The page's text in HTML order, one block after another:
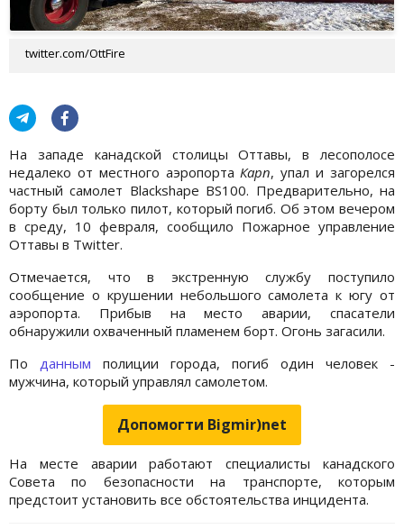
twitter.com/OttFire
На западе канадской столицы Оттавы, в лесополосе
недалеко от местного аэропорта Карп, упал и загорелся
частный самолет Blackshape BS100. Предварительно, на
борту был только пилот, который погиб. Об этом вечером
в среду, 10 февраля, сообщило Пожарное управление
Оттавы в Twitter.
Отмечается, что в экстренную службу поступило
сообщение о крушении небольшого самолета к югу от
аэропорта. Прибыв на место аварии, спасатели
обнаружили охваченный пламенем борт. Огонь загасили.
По данным полиции города, погиб один человек -
мужчина, который управлял самолетом.
Допомогти Bigmir)net
На месте аварии работают специалисты канадского
Совета по безопасности на транспорте, которым
предстоит установить все обстоятельства инцидента.